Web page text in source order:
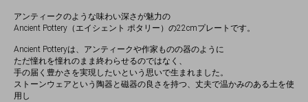
アンティークのような味わい深さが魅力の
Ancient Pottery（エイシェント ポタリー）の22cmプレートです。
Ancient Potteryは、アンティークや作家ものの器のように
ただ憧れを憧れのまま終わらせるのではなく、
手の届く豊かさを実現したいという思いで生まれました。
ストーンウェアという陶器と磁器の良さを持つ、丈夫で温かみのある土を使
用し